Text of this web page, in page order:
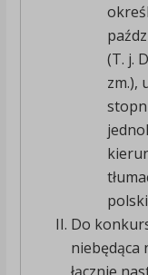
(T. j.
zm.),
Do
niebędąca